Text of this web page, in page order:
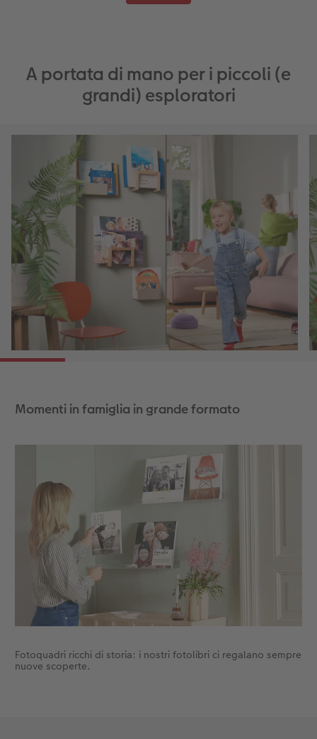
A portata di mano per i piccoli (e
grandi) esploratori
Momenti in famiglia in grande formato
Fotoquadri ricchi di storia: i nostri fotolibri ci regalano sempre
nuove scoperte.